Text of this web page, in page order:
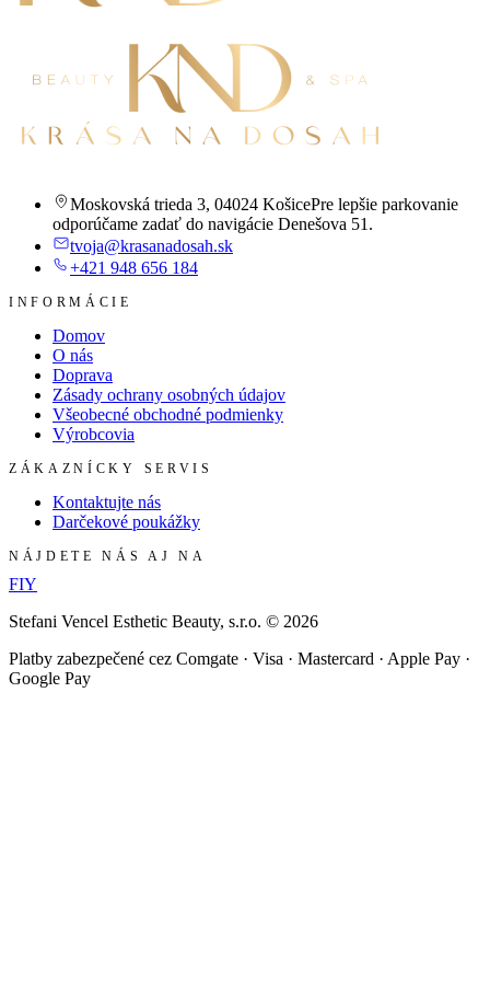
Moskovská trieda 3, 04024 KošicePre lepšie parkovanie
odporúčame zadať do navigácie Denešova 51.
tvoja@krasanadosah.sk
+421 948 656 184
INFORMÁCIE
Domov
O nás
Doprava
Zásady ochrany osobných údajov
Všeobecné obchodné podmienky
Výrobcovia
ZÁKAZNÍCKY SERVIS
Kontaktujte nás
Darčekové poukážky
NÁJDETE NÁS AJ NA
FIY
Stefani Vencel Esthetic Beauty, s.r.o. © 2026
Platby zabezpečené cez Comgate · Visa · Mastercard · Apple Pay ·
Google Pay